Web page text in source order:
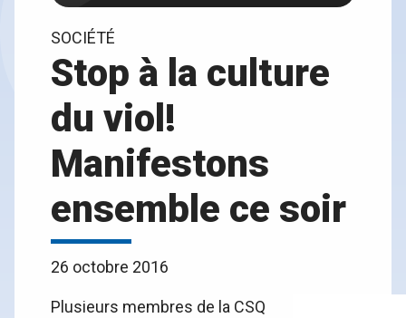
SOCIÉTÉ
Stop à la culture
du viol!
Manifestons
ensemble ce soir
26 octobre 2016
Plusieurs membres de la CSQ